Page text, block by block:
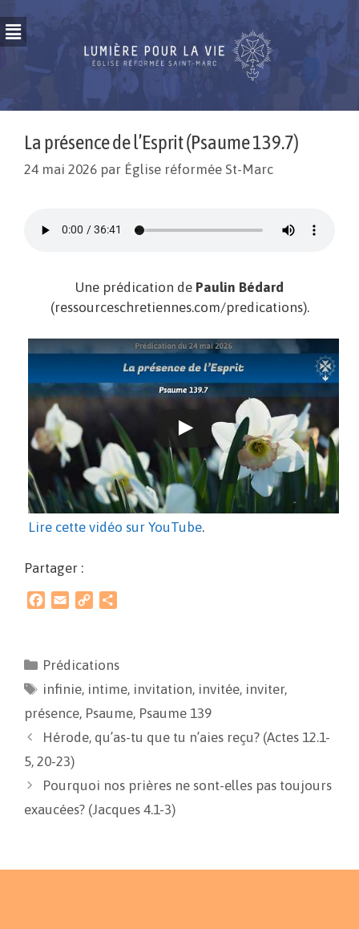
La présence de l’Esprit (Psaume 139.7)
24 mai 2026 par Église réformée St-Marc
Une prédication de Paulin Bédard
(ressourceschretiennes.com/predications).
Lire cette vidéo sur YouTube.
Partager :
b
o
l
L
i
a
g
Prédications
infinie, intime, invitation, invitée, inviter,
présence, Psaume, Psaume 139
Hérode, qu’as-tu que tu n’aies reçu? (Actes 12.1-
5, 20-23)
Pourquoi nos prières ne sont-elles pas toujours
exaucées? (Jacques 4.1-3)